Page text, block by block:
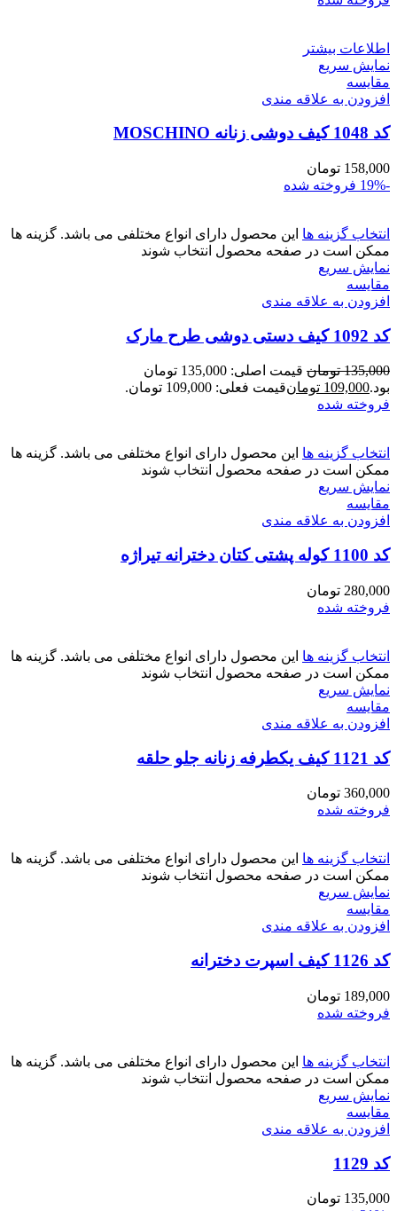
اطلاعات بیشتر
نمایش سریع
مقايسه
افزودن به علاقه مندی
کد 1048 کیف دوشی زنانه MOSCHINO
158,000 تومان
-19%
فروخته شده
انتخاب گزینه ها این محصول دارای انواع مختلفی می باشد. گزینه ها
ممکن است در صفحه محصول انتخاب شوند
نمایش سریع
مقايسه
افزودن به علاقه مندی
کد 1092 کیف دستی دوشی طرح مارک
135,000 تومان
قیمت اصلی: 135,000 تومان
بود.109,000 تومانقیمت فعلی: 109,000 تومان.
فروخته شده
انتخاب گزینه ها این محصول دارای انواع مختلفی می باشد. گزینه ها
ممکن است در صفحه محصول انتخاب شوند
نمایش سریع
مقايسه
افزودن به علاقه مندی
کد 1100 کوله پشتی کتان دخترانه تیراژه
280,000 تومان
فروخته شده
انتخاب گزینه ها این محصول دارای انواع مختلفی می باشد. گزینه ها
ممکن است در صفحه محصول انتخاب شوند
نمایش سریع
مقايسه
افزودن به علاقه مندی
کد 1121 کیف یکطرفه زنانه جلو حلقه
360,000 تومان
فروخته شده
انتخاب گزینه ها این محصول دارای انواع مختلفی می باشد. گزینه ها
ممکن است در صفحه محصول انتخاب شوند
نمایش سریع
مقايسه
افزودن به علاقه مندی
کد 1126 کیف اسپرت دخترانه
189,000 تومان
فروخته شده
انتخاب گزینه ها این محصول دارای انواع مختلفی می باشد. گزینه ها
ممکن است در صفحه محصول انتخاب شوند
نمایش سریع
مقايسه
افزودن به علاقه مندی
کد 1129
135,000 تومان